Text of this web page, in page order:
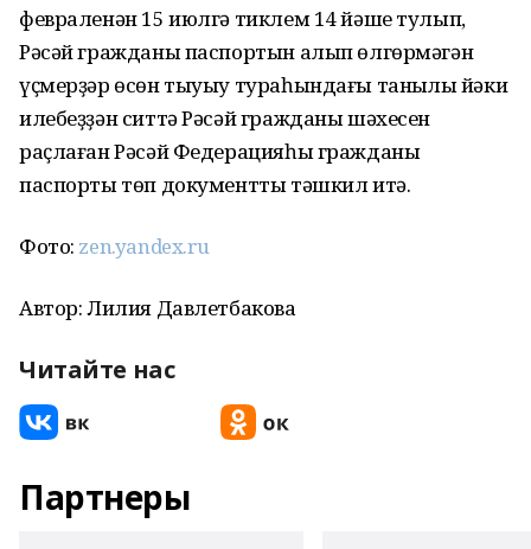
февраленән 15 июлгә тиклем 14 йәше тулып,
Рәсәй гражданы паспортын алып өлгөрмәгән
үҫмерҙәр өсөн тыуыу тураһындағы таныҡлыҡ йәки
илебеҙҙән ситтә Рәсәй гражданы шәхесен
раҫлаған Рәсәй Федерацияһы гражданы
паспорты төп документты тәшкил итә.
Фото: zen.yandex.ru
Автор: Лилия Давлетбакова
Читайте нас
Партнеры